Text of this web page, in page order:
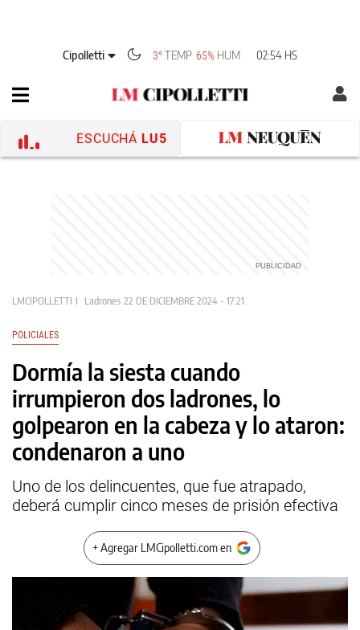
Cipolletti 3° TEMP 65% HUM 02:54 HS
ESCUCHÁ LU5
LMCIPOLLETTI Ladrones 22 DE DICIEMBRE 2024 - 17:21
POLICIALES
Dormía la siesta cuando
irrumpieron dos ladrones, lo
golpearon en la cabeza y lo ataron:
condenaron a uno
Uno de los delincuentes, que fue atrapado,
deberá cumplir cinco meses de prisión efectiva
+ Agregar LMCipolletti.com en